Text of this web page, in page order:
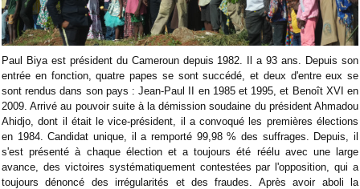
Paul Biya est président du Cameroun depuis 1982. Il a 93 ans. Depuis son
entrée en fonction, quatre papes se sont succédé, et deux d'entre eux se
sont rendus dans son pays : Jean-Paul II en 1985 et 1995, et Benoît XVI en
2009. Arrivé au pouvoir suite à la démission soudaine du président Ahmadou
Ahidjo, dont il était le vice-président, il a convoqué les premières élections
en 1984. Candidat unique, il a remporté 99,98 % des suffrages. Depuis, il
s'est présenté à chaque élection et a toujours été réélu avec une large
avance, des victoires systématiquement contestées par l'opposition, qui a
toujours dénoncé des irrégularités et des fraudes. Après avoir aboli la